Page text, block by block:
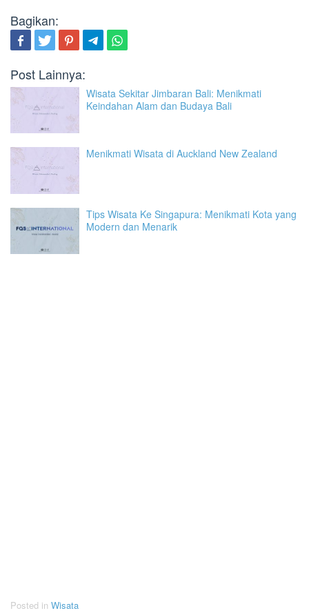
Bagikan:
Post Lainnya:
Wisata Sekitar Jimbaran Bali: Menikmati
Keindahan Alam dan Budaya Bali
Menikmati Wisata di Auckland New Zealand
Tips Wisata Ke Singapura: Menikmati Kota yang
Modern dan Menarik
Posted in Wisata